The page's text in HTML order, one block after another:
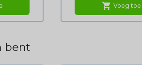
shopping_cart Voeg toe
bent